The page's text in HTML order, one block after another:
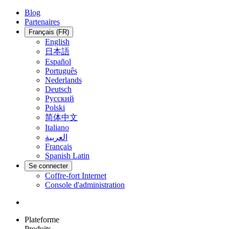
Blog
Partenaires
Français (FR)
English
日本語
Español
Português
Nederlands
Deutsch
Русский
Polski
简体中文
Italiano
العربية
Français
Spanish Latin
Se connecter
Coffre-fort Internet
Console d'administration
Plateforme